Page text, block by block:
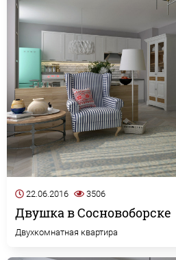
22.06.2016 3506
Двушка в Сосновоборске
Двухкомнатная квартира